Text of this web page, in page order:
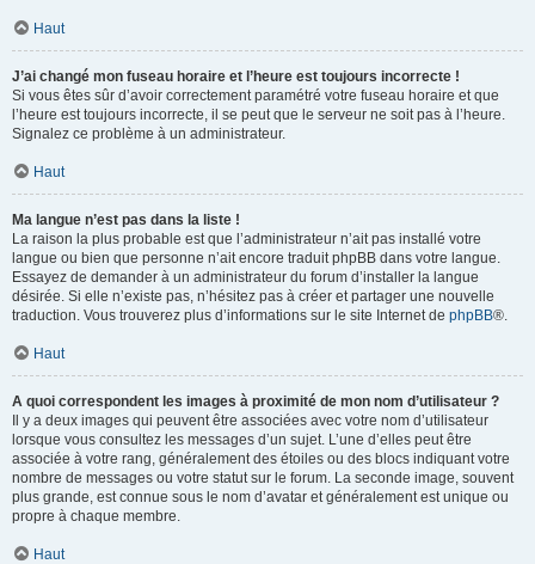
Haut
J’ai changé mon fuseau horaire et l’heure est toujours incorrecte !
Si vous êtes sûr d’avoir correctement paramétré votre fuseau horaire et que
l’heure est toujours incorrecte, il se peut que le serveur ne soit pas à l’heure.
Signalez ce problème à un administrateur.
Haut
Ma langue n’est pas dans la liste !
La raison la plus probable est que l’administrateur n’ait pas installé votre
langue ou bien que personne n’ait encore traduit phpBB dans votre langue.
Essayez de demander à un administrateur du forum d’installer la langue
désirée. Si elle n’existe pas, n’hésitez pas à créer et partager une nouvelle
traduction. Vous trouverez plus d’informations sur le site Internet de phpBB®.
Haut
A quoi correspondent les images à proximité de mon nom d’utilisateur ?
Il y a deux images qui peuvent être associées avec votre nom d’utilisateur
lorsque vous consultez les messages d’un sujet. L’une d’elles peut être
associée à votre rang, généralement des étoiles ou des blocs indiquant votre
nombre de messages ou votre statut sur le forum. La seconde image, souvent
plus grande, est connue sous le nom d’avatar et généralement est unique ou
propre à chaque membre.
Haut